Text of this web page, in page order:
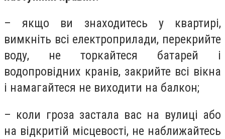
– якщо ви знаходитесь у квартирі,
вимкніть всі електроприлади, перекрийте
воду, не торкайтеся батарей і
водопровідних кранів, закрийте всі вікна
і намагайтеся не виходити на балкон;
– коли гроза застала вас на вулиці або
на відкритій місцевості, не наближайтесь